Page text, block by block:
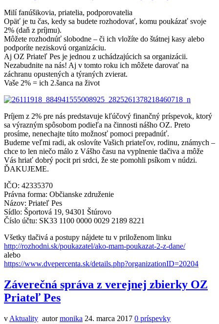
Milí fanúšikovia, priatelia, podporovatelia
Opäť je tu čas, kedy sa budete rozhodovať, komu poukázať svoje
2% (daň z príjmu).
Môžete rozhodnúť slobodne – či ich vložíte do štátnej kasy alebo
podporíte neziskovú organizáciu.
Aj OZ Priateľ Pes je jednou z uchádzajúcich sa organizácii.
Nezabudnite na nás! Aj v tomto roku ich môžete darovať na
záchranu opustených a týraných zvierat.
Vaše 2% = ich 2.šanca na život
Príjem z 2% pre nás predstavuje kľúčový finančný príspevok, ktorý
sa výrazným spôsobom podieľa na činnosti nášho OZ. Preto
prosíme, nenechajte túto možnosť pomoci prepadnúť.
Budeme veľmi radi, ak oslovíte Vašich priateľov, rodinu, známych –
chce to len niečo málo z Vášho času na vyplnenie tlačiva a môže
Vás hriať dobrý pocit pri srdci, že ste pomohli psíkom v núdzi.
ĎAKUJEME.
IČO: 42335370
Právna forma: Občianske združenie
Názov: Priateľ Pes
Sídlo: Športová 19, 94301 Štúrovo
Číslo účtu: SK33 1100 0000 0029 2189 8221
Všetky tlačivá a postupy nájdete tu v priloženom linku
http://rozhodni.sk/poukazatel/ako-mam-poukazat-2-z-dane/
alebo
https://www.dvepercenta.sk/details.php?organizationID=20204
Záverečná správa z verejnej zbierky OZ
Priateľ Pes
v Aktuality autormonika 24. marca 2017 0 príspevky